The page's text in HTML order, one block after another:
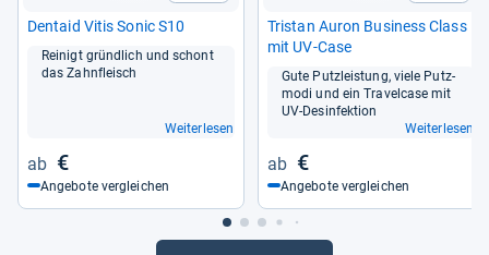
Den­taid Vitis Sonic S10
Rei­nigt gründ­lich und schont
das Zahn­fleisch
Weiterlesen
€
Angebote vergleichen
Tris­tan Auron Busi­ness Class
mit UV-​Case
Gute Putz­leis­tung, viele Putz­
modi und ein Tra­vel­case mit
UV-​Des­in­fek­tion
Weiterlesen
€
Angebote vergleichen